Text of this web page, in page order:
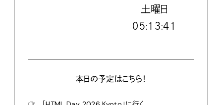
土曜日
０５:１３:４２
本日の予定はこちら！